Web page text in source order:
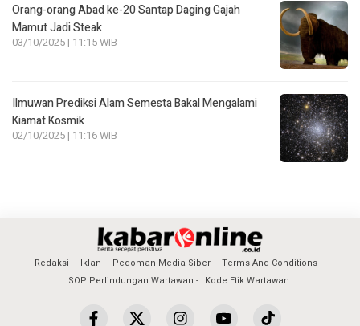
Orang-orang Abad ke-20 Santap Daging Gajah
Mamut Jadi Steak
03/10/2025 | 11:15 WIB
Ilmuwan Prediksi Alam Semesta Bakal Mengalami
Kiamat Kosmik
02/10/2025 | 11:16 WIB
Redaksi Iklan Pedoman Media Siber
Terms And Conditions
SOP Perlindungan Wartawan
Kode Etik Wartawan